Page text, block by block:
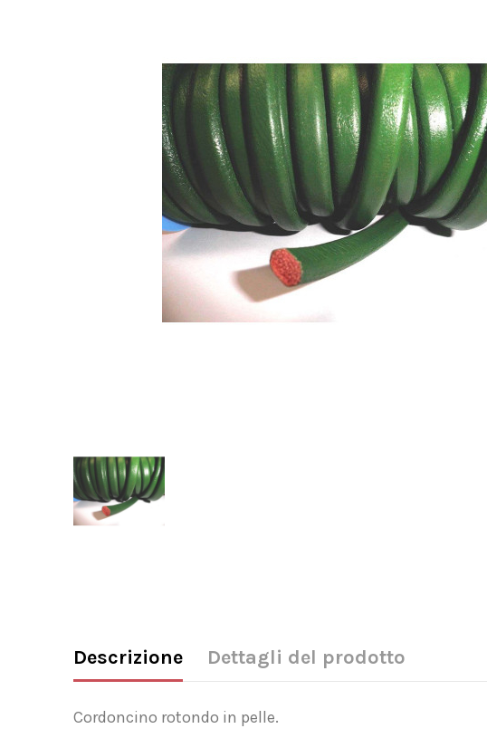
Descrizione Dettagli del prodotto
Cordoncino rotondo in pelle.